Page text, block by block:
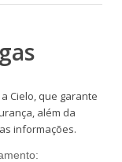
Cielo, que garante
além da
informações.